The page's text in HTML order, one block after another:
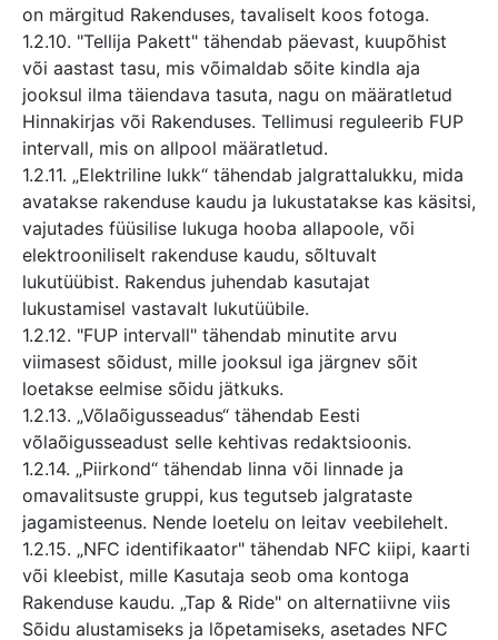
on märgitud Rakenduses, tavaliselt koos fotoga.
1.2.10. "Tellija Pakett" tähendab päevast, kuupõhist
või aastast tasu, mis võimaldab sõite kindla aja
jooksul ilma täiendava tasuta, nagu on määratletud
Hinnakirjas või Rakenduses. Tellimusi reguleerib FUP
intervall, mis on allpool määratletud.
1.2.11. „Elektriline lukk“ tähendab jalgrattalukku, mida
avatakse rakenduse kaudu ja lukustatakse kas käsitsi,
vajutades füüsilise lukuga hooba allapoole, või
elektrooniliselt rakenduse kaudu, sõltuvalt
lukutüübist. Rakendus juhendab kasutajat
lukustamisel vastavalt lukutüübile.
1.2.12. "FUP intervall" tähendab minutite arvu
viimasest sõidust, mille jooksul iga järgnev sõit
loetakse eelmise sõidu jätkuks.
1.2.13. „Võlaõigusseadus“ tähendab Eesti
võlaõigusseadust selle kehtivas redaktsioonis.
1.2.14. „Piirkond“ tähendab linna või linnade ja
omavalitsuste gruppi, kus tegutseb jalgrataste
jagamisteenus. Nende loetelu on leitav veebilehelt.
1.2.15. „NFC identifikaator" tähendab NFC kiipi, kaarti
või kleebist, mille Kasutaja seob oma kontoga
Rakenduse kaudu. „Tap & Ride" on alternatiivne viis
Sõidu alustamiseks ja lõpetamiseks, asetades NFC